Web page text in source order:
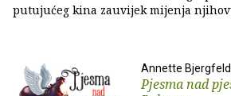
putujućeg kina zauvijek mijenja
Annette
Pjesma nad